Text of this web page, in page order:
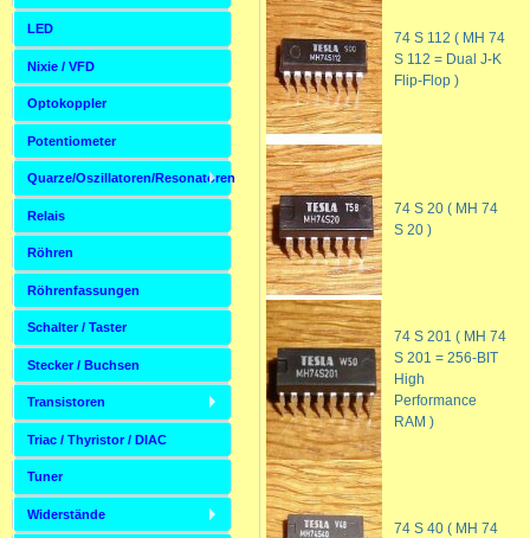
74 S 112 ( MH 74
S 112 = Dual J-K
Flip-Flop )
74 S 20 ( MH 74
S 20 )
74 S 201 ( MH 74
S 201 = 256-BIT
High
Performance
RAM )
74 S 40 ( MH 74
LED
Nixie / VFD
Optokoppler
Potentiometer
Quarze/Oszillatoren/Resonatoren
Relais
Röhren
Röhrenfassungen
Schalter / Taster
Stecker / Buchsen
Transistoren
Triac / Thyristor / DIAC
Tuner
Widerstände